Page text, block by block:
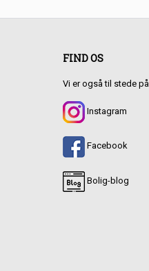
FIND OS
Vi er også til stede på
Instagram
Facebook
Bolig-blog